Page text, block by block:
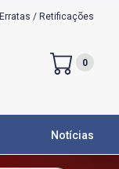
Erratas / Retificações
0
Notícias